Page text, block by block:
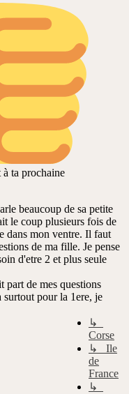
ta prochaine
beaucoup de sa petite
le coup plusieurs fois de
dans mon ventre. Il faut
de ma fille. Je pense
d'etre 2 et plus seule
part de mes questions
surtout pour la 1ere, je
↳
Corse
↳ Ile
de
France
↳